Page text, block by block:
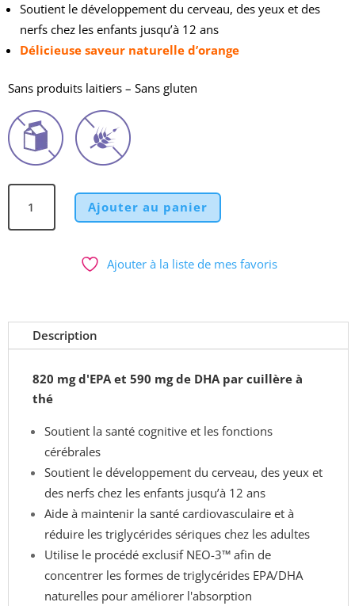
Soutient le développement du cerveau, des yeux et des
nerfs chez les enfants jusqu’à 12 ans
Délicieuse saveur naturelle d’orange
Sans produits laitiers – Sans gluten
Huile
Liquide
Genestra
Brands
Ajouter au panier
Ajouter à la liste de mes favoris
Description
820 mg d'EPA et 590 mg de DHA par cuillère à
thé
Soutient la santé cognitive et les fonctions
cérébrales
Soutient le développement du cerveau, des yeux et
des nerfs chez les enfants jusqu’à 12 ans
Aide à maintenir la santé cardiovasculaire et à
réduire les triglycérides sériques chez les adultes
Utilise le procédé exclusif NEO-3™ afin de
concentrer les formes de triglycérides EPA/DHA
naturelles pour améliorer l'absorption